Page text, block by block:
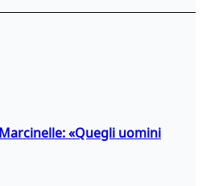
«Quegli uomini